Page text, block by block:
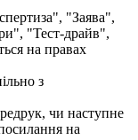
"Заява",
"Тест-драйв",
на правах
з
чи наступне
на